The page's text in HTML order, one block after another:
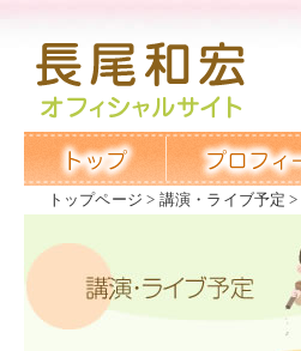
トップページ 講演・ライブ予定